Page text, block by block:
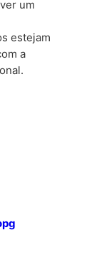
um
estejam
a